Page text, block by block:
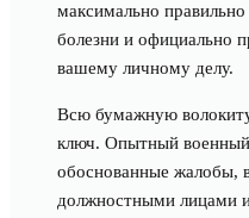
максимально
болезни и официально
вашему личному делу.
Всю бумажную
ключ. Опытный
обоснованные жалобы,
должностными лицами